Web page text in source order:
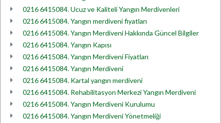
0216 6415084. Ucuz ve Kaliteli Yangın Merdivenleri
0216 6415084. Yangın merdiveni fiyatları
0216 6415084. Yangın Merdiveni Hakkında Güncel Bilgiler
0216 6415084. Yangın Kapısı
0216 6415084. Yangın Merdiveni Fiyatları
0216 6415084. Yangın Merdiveni
0216 6415084. Kartal yangın merdiveni
0216 6415084. Rehabilitasyon Merkezi Yangın Merdiveni
0216 6415084. Yangın Merdiveni Kurulumu
0216 6415084. Yangın Merdiveni Yönetmeliği